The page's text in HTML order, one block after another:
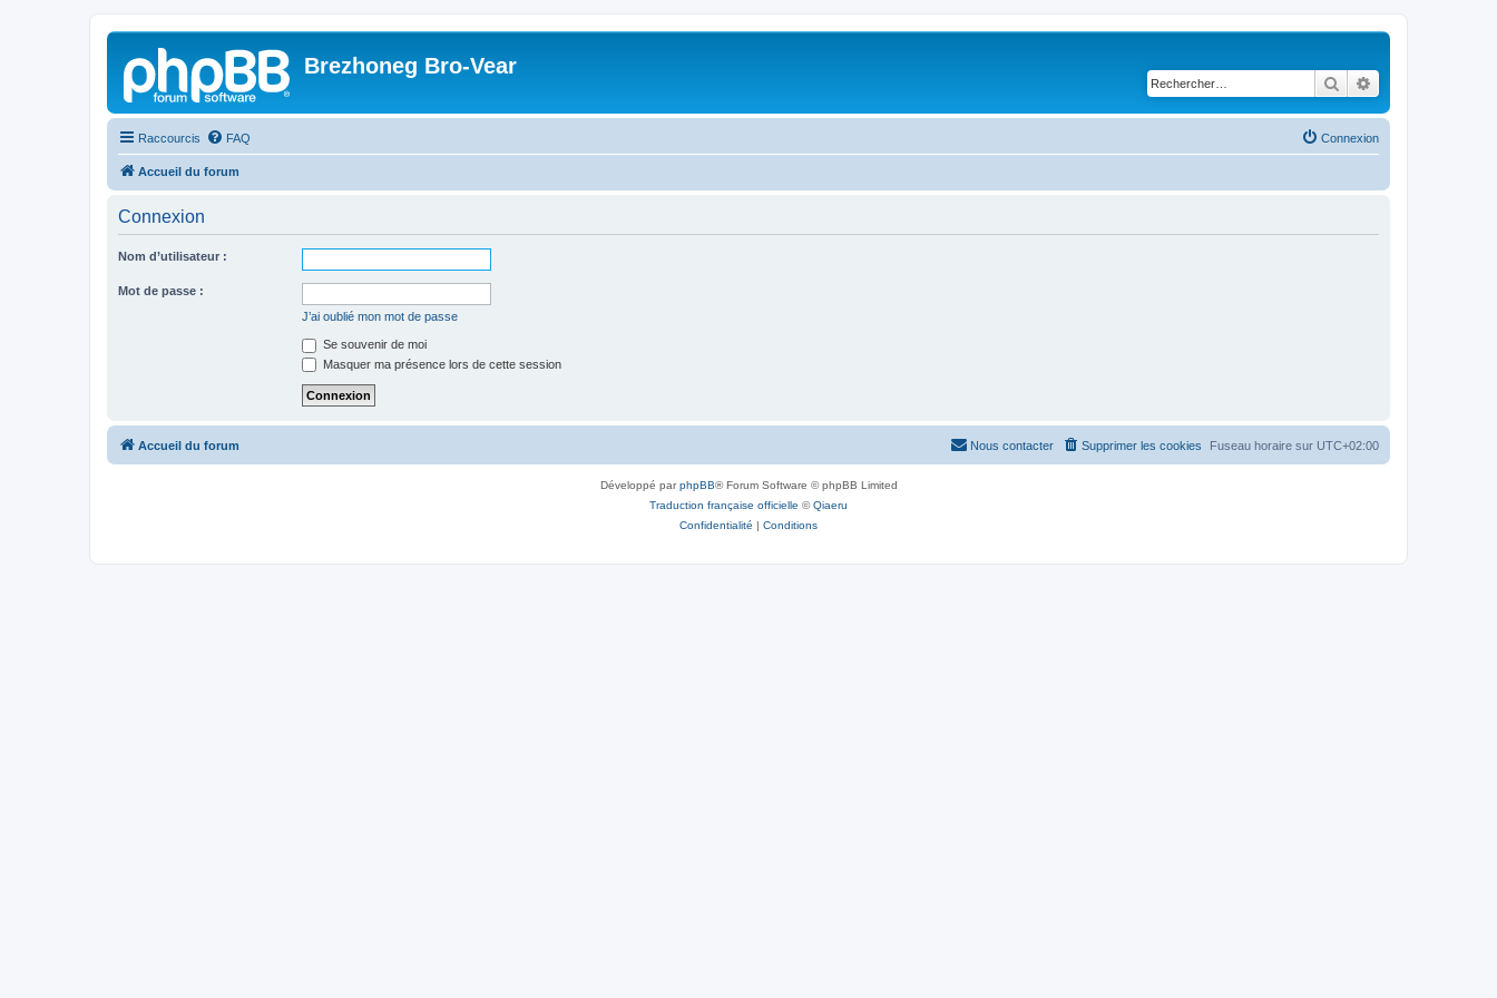
Brezhoneg Bro-Vear
Rechercher
Raccourcis FAQ Connexion
Accueil du forum
Connexion
Nom d’utilisateur :
Mot de passe :
J’ai oublié mon mot de passe
Se souvenir de moi
Masquer ma présence lors de cette session
Accueil du forum Fuseau horaire sur UTC+02:00
Supprimer les cookies
Nous contacter
Développé parphpBB® Forum Software © phpBB Limited
Traduction française officielle ©Qiaeru
Confidentialité | Conditions